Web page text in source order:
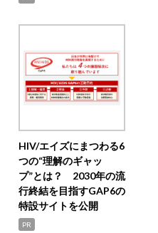
HIV/エイズにまつわる6
つの“理解のギャッ
プ”とは？ 2030年の流
行終結を目指すGAP6の
特設サイトを公開
PR